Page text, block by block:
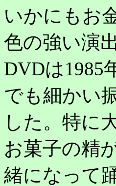
いかにもお
色の強い演
DVDは1985
でも細かい
した。特に
お菓子の精
緒になって